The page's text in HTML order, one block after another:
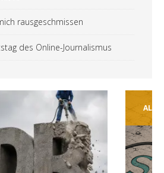
rausgeschmissen
des Online-Journalismus